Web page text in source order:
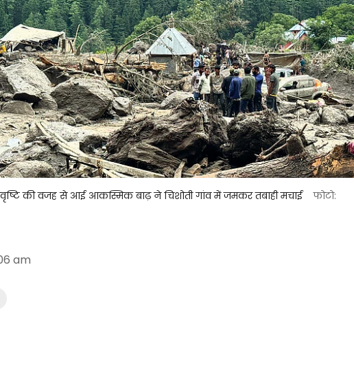
की वजह से आई आकस्मिक बाढ़ ने चिशोती गांव में जमकर तबाही मचाई
फोटो:
am